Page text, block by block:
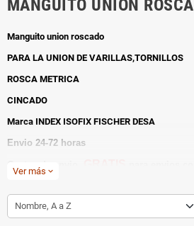
MANGUITO UNION ROSCA
Manguito union roscado
PARA LA UNION DE VARILLAS,TORNILLOS
ROSCA METRICA
CINCADO
Marca INDEX ISOFIX FISCHER DESA
Envio 24-72 horas
Gastos de envio
Gastos de reembolso
Ver más expand_more
Nombre, A a Z